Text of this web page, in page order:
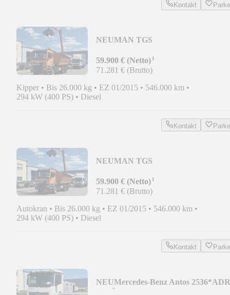
Kontakt
NEUMAN TGS
Kran*6x4*Klima*TÜV*
59.900 € (Netto)¹
71.281 € (Brutto)
Kipper • Bis 26.000 kg • EZ 01/2015 • 546.000 km •
294 kW (400 PS) • Diesel
Kontakt
NEUMAN TGS
Kran*6x4*Klima*TÜV*
59.900 € (Netto)¹
71.281 € (Brutto)
Autokran • Bis 26.000 kg • EZ 01/2015 • 546.000 km •
294 kW (400 PS) • Diesel
Kontakt
NEUMercedes-Benz Antos 2536*ADR